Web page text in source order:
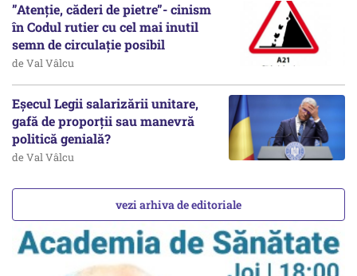
”Atenție, căderi de pietre”- cinism
în Codul rutier cu cel mai inutil
semn de circulație posibil
de Val Vâlcu
Eșecul Legii salarizării unitare,
gafă de proporții sau manevră
politică genială?
de Val Vâlcu
vezi arhiva de editoriale